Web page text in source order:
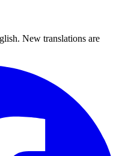
New translations are